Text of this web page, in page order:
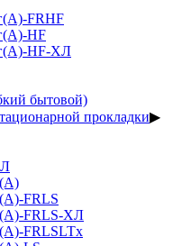
FRHF
HF
HF-ХЛ
бытовой)
прокладки▶
FRLS
FRLS-ХЛ
FRLSLTx